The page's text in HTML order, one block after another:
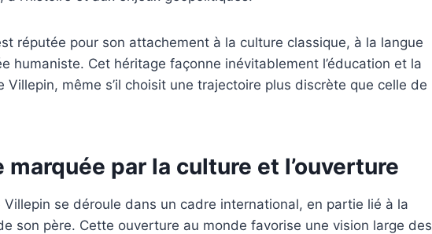
réputée pour son attachement à la culture classique, à la langue
humaniste. Cet héritage façonne inévitablement l’éducation et la
Villepin, même s’il choisit une trajectoire plus discrète que celle de
marquée par la culture et l’ouverture
Villepin se déroule dans un cadre international, en partie lié à la
son père. Cette ouverture au monde favorise une vision large des